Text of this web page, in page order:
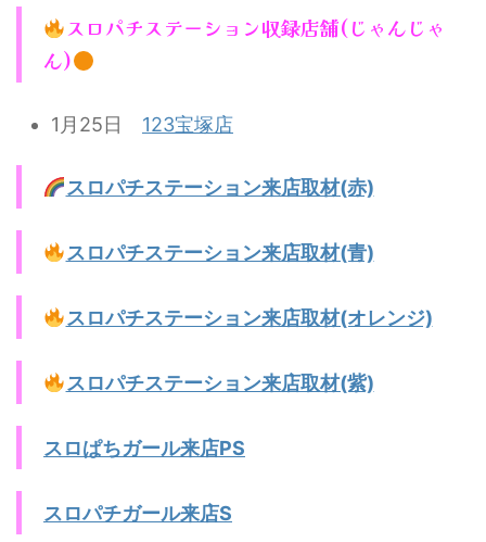
スロパチステーション収録店舗(じゃんじゃ
ん)
1月25日 123宝塚店
スロパチステーション来店取材(赤)
スロパチステーション来店取材(青)
スロパチステーション来店取材(オレンジ)
スロパチステーション来店取材(紫)
スロぱちガール来店PS
スロパチガール来店S